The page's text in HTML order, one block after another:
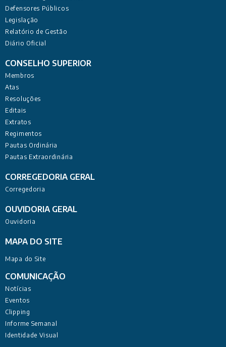
Defensores Públicos
Legislação
Relatório de Gestão
Diário Oficial
CONSELHO SUPERIOR
Membros
Atas
Resoluções
Editais
Extratos
Regimentos
Pautas Ordinária
Pautas Extraordinária
CORREGEDORIA GERAL
Corregedoria
OUVIDORIA GERAL
Ouvidoria
MAPA DO SITE
Mapa do Site
COMUNICAÇÃO
Notícias
Eventos
Clipping
Informe Semanal
Identidade Visual